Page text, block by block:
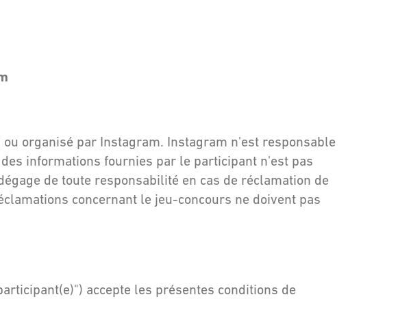
organisé par Instagram. Instagram n'est responsable
informations fournies par le participant n'est pas
de toute responsabilité en cas de réclamation de
concernant le jeu-concours ne doivent pas
accepte les présentes conditions de